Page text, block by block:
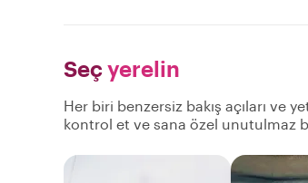
Seçyerelin
Her biri benzersiz bakış açıları ve
kontrol et ve sana özel unutulmaz